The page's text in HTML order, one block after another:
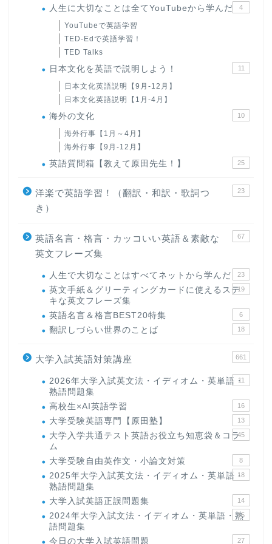
人生に大切なことは全てYouTubeから学んだ 4
YouTubeで英語学習
TED-Edで英語学習！
TED Talks
日本文化を英語で説明しよう！ 11
日本文化英語説明【9月-12月】
日本文化英語説明【1月-4月】
海外の文化 10
海外行事【1月～4月】
海外行事【9月-12月】
英語質問箱【教えて原田先生！】 25
洋楽で英語学習！（翻訳・和訳・歌詞つ
き）
23
英語名言・格言・カッコいい英語＆素敵な
英文フレーズ集
67
人生で大切なことはすべてネットから学んだ 23
英文手紙＆グリーティングカードに使えるステ
キな英文フレーズ集
19
英語名言＆格言BEST20特集 6
翻訳しづらい世界のことば 18
大学入試英語対策講座 661
2026年大学入試英文法・イディオム・英単語・
熟語問題集
11
高校生×AI英語学習 16
大学受験英語専門【原田塾】 13
大学入学共通テスト英語お役立ち知恵袋＆コラ
ム
45
大学受験自由英作文・小論文対策 8
2025年大学入試英文法・イディオム・英単語・
熟語問題集
18
大学入試英語正誤問題集 14
2024年大学入試文法・イディオム・英単語・熟
語問題集
15
今日の大学入試英語問題 27